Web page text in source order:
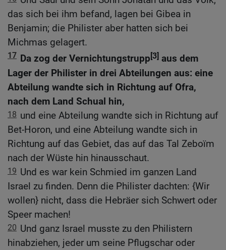
das sich bei ihm befand, lagen bei Gibea in
Benjamin; die Philister aber hatten sich bei
Michmas gelagert.
17 Da zog der Vernichtungstrupp [3] aus dem
Lager der Philister in drei Abteilungen aus: eine
Abteilung wandte sich in Richtung auf Ofra,
nach dem Land Schual hin,
18 und eine Abteilung wandte sich in Richtung auf
Bet-Horon, und eine Abteilung wandte sich in
Richtung auf das Gebiet, das auf das Tal Zeboïm
nach der Wüste hin hinausschaut.
19 Und es war kein Schmied im ganzen Land
Israel zu finden. Denn die Philister dachten: {Wir
wollen} nicht, dass die Hebräer sich Schwert oder
Speer machen!
20 Und ganz Israel musste zu den Philistern
hinabziehen, jeder um seine Pflugschar oder